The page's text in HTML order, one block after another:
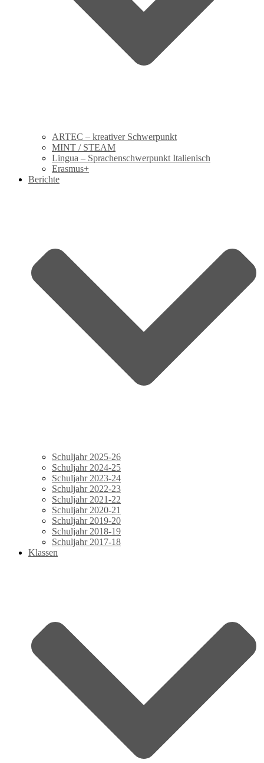
ARTEC – kreativer Schwerpunkt
MINT / STEAM
Lingua – Sprachenschwerpunkt Italienisch
Erasmus+
Berichte
Schuljahr 2025-26
Schuljahr 2024-25
Schuljahr 2023-24
Schuljahr 2022-23
Schuljahr 2021-22
Schuljahr 2020-21
Schuljahr 2019-20
Schuljahr 2018-19
Schuljahr 2017-18
Klassen